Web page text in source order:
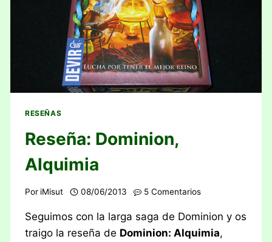
RESEÑAS
Reseña: Dominion,
Alquimia
Por iMisut 08/06/2013 5 Comentarios
Seguimos con la larga saga de Dominion y os
traigo la reseña de Dominion: Alquimia,